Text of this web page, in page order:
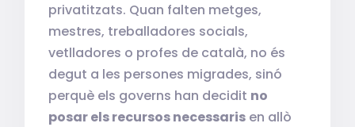
privatitzats. Quan falten metges,
mestres, treballadores socials,
vetlladores o profes de català, no és
degut a les persones migrades, sinó
perquè els governs han decidit no
posar els recursos necessaris en allò